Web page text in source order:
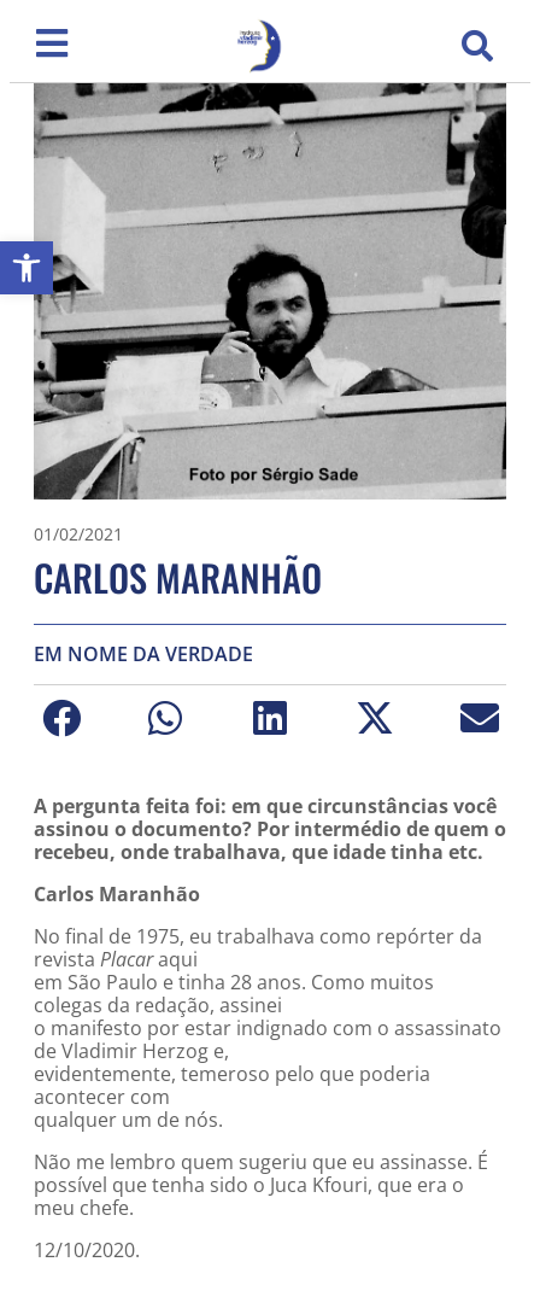
Abrir a barra de ferramentas
01/02/2021
CARLOS MARANHÃO
EM NOME DA VERDADE
A pergunta feita foi: em que circunstâncias você
assinou o documento? Por intermédio de quem o
recebeu, onde trabalhava, que idade tinha etc.
Carlos Maranhão
No final de 1975, eu trabalhava como repórter da
revista Placaraqui
em São Paulo e tinha 28 anos. Como muitos
colegas da redação, assinei
o manifesto por estar indignado com o assassinato
de Vladimir Herzog e,
evidentemente, temeroso pelo que poderia
acontecer com
qualquer um de nós.
Não me lembro quem sugeriu que eu assinasse. É
possível que tenha sido o Juca Kfouri, que era o
meu chefe.
12/10/2020.